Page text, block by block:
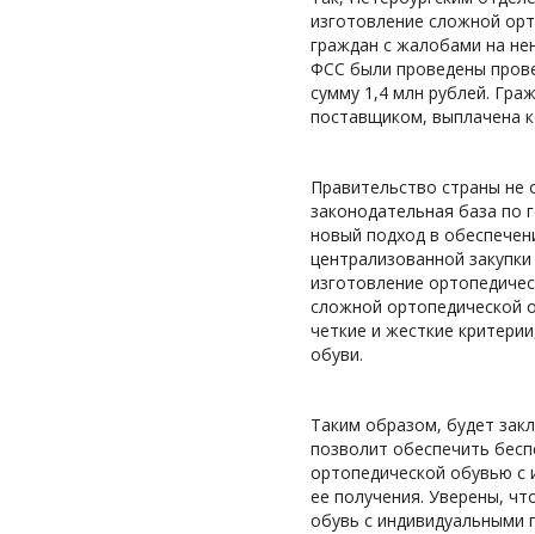
изготовление сложной
граждан с жалобами на
ФСС были проведены
сумму 1,4 млн рублей.
поставщиком, выплачена
Правительство страны не
законодательная база по
новый подход в
централизованной
изготовление
сложной ортопедической
четкие и жесткие
обуви.
Таким образом, будет
позволит обеспечить
ортопедической обувью с
ее получения. Уверены,
обувь с индивидуальными